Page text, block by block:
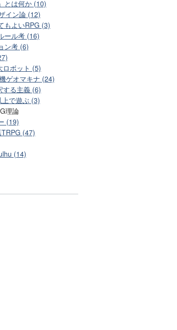
とは何か (10)
イン論 (12)
もよいRPG (3)
ール考 (16)
ン考 (6)
ロボット (5)
ゲオマキナ (24)
する主義 (6)
で遊ぶ (3)
理論
(19)
(47)
(14)